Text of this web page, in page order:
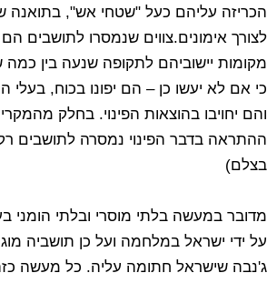
הכריזה עליהם כעל "שטחי אש", בתואנה
לצורך אימונים.צווים שנמסרו לתושבים
מקומות יישוביהם לתקופה שנעה בין כמה
כי אם לא יעשו כן – הם יפונו בכוח, בעלי
והם יחויבו בהוצאות הפינוי. בחלק
ההתראה בדבר הפינוי נמסרה לתושבים
בצלם)
מדובר במעשה בלתי מוסרי ובלתי הומני
על ידי ישראל במלחמה ועל כן תושביה
ג'נבה שישראל חתומה עליה. כל מעשה